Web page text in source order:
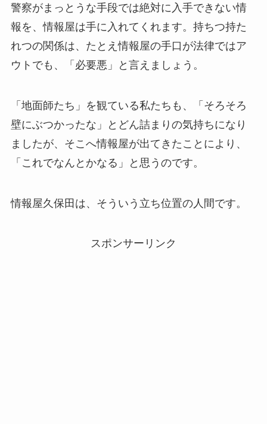
警察がまっとうな手段では絶対に入手できない情
報を、情報屋は手に入れてくれます。持ちつ持た
れつの関係は、たとえ情報屋の手口が法律ではア
ウトでも、「必要悪」と言えましょう。
「地面師たち」を観ている私たちも、「そろそろ
壁にぶつかったな」とどん詰まりの気持ちになり
ましたが、そこへ情報屋が出てきたことにより、
「これでなんとかなる」と思うのです。
情報屋久保田は、そういう立ち位置の人間です。
スポンサーリンク